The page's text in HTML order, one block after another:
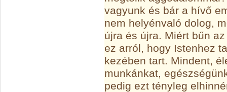
vagyunk és bár a hívő
nem helyénvaló dolog,
újra és újra. Miért bűn
ez arról, hogy Istenhez
kezében tart. Mindent,
munkánkat,
pedig ezt tényleg